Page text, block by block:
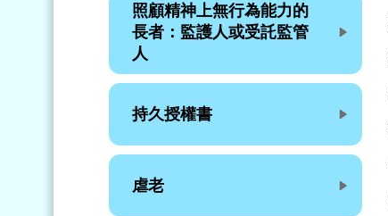
照顧精神上無行為能力的
長者：監護人或受託監管
人
持久授權書
虐老